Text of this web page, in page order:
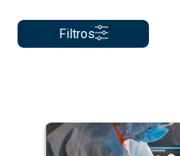
Filtros